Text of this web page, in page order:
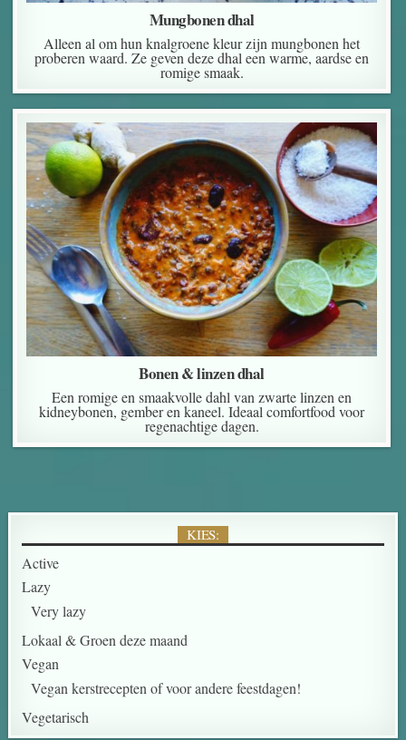
Mungbonen dhal
Alleen al om hun knalgroene kleur zijn mungbonen het
proberen waard. Ze geven deze dhal een warme, aardse en
romige smaak.
Bonen & linzen dhal
Een romige en smaakvolle dahl van zwarte linzen en
kidneybonen, gember en kaneel. Ideaal comfortfood voor
regenachtige dagen.
KIES:
Active
Lazy
Very lazy
Lokaal & Groen deze maand
Vegan
Vegan kerstrecepten of voor andere feestdagen!
Vegetarisch